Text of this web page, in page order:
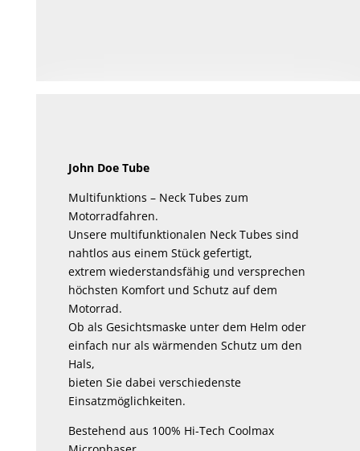
John Doe Tube
Multifunktions – Neck Tubes zum
Motorradfahren.
Unsere multifunktionalen Neck Tubes sind
nahtlos aus einem Stück gefertigt,
extrem wiederstandsfähig und versprechen
höchsten Komfort und Schutz auf dem
Motorrad.
Ob als Gesichtsmaske unter dem Helm oder
einfach nur als wärmenden Schutz um den
Hals,
bieten Sie dabei verschiedenste
Einsatzmöglichkeiten.
Bestehend aus 100% Hi-Tech Coolmax